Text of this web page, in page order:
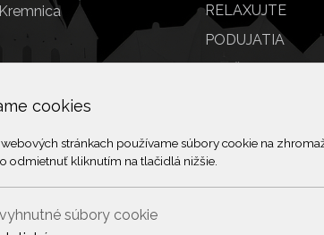
cookies
stránkach používame súbory cookie na
odmietnuť kliknutím na tlačidlá nižšie.
súbory cookie
RELAXUJTE
PODUJATIA
© 2026